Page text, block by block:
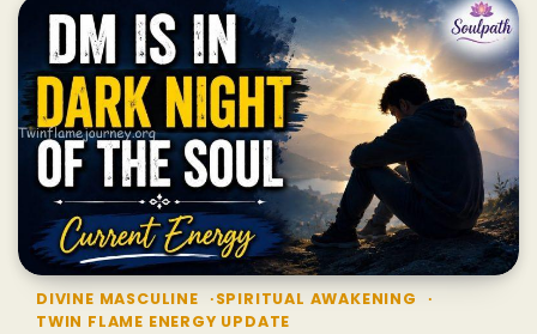
DIVINE MASCULINE
SPIRITUAL AWAKENING
TWIN FLAME ENERGY UPDATE